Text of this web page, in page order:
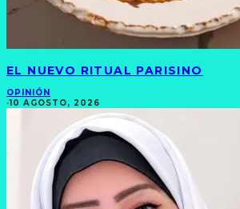
EL NUEVO RITUAL PARISINO
OPINIÓN
·10 AGOSTO, 2026